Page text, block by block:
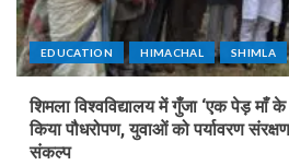
EDUCATION HIMACHAL SHIMLA
शिमला विश्वविद्यालय में गुँजा ‘एक पेड़ माँ
किया पौधरोपण, युवाओं को पर्यावरण
संकल्प